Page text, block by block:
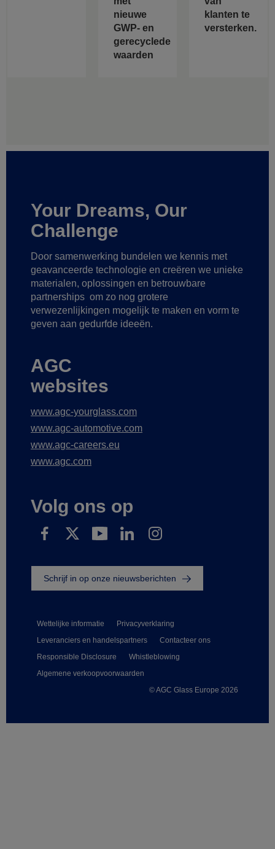
nieuwe
GWP- en
gerecyclede
waarden
klanten te
versterken.
Your Dreams, Our
Challenge
Door samenwerking bundelen we kennis met
geavanceerde technologie en creëren we unieke
materialen, oplossingen en betrouwbare
partnerships om zo nog grotere
verwezenlijkingen mogelijk te maken en vorm te
geven aan gedurfde ideeën.
AGC
websites
www.agc-yourglass.com
www.agc-automotive.com
www.agc-careers.eu
www.agc.com
Volg ons op
© AGC Glass Europe 2026
Wettelijke informatie
Privacyverklaring
Leveranciers en handelspartners
Contacteer ons
Responsible Disclosure
Whistleblowing
Algemene verkoopvoorwaarden
Schrijf in op onze nieuwsberichten